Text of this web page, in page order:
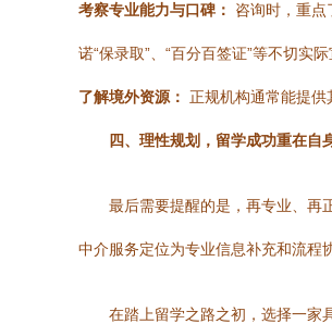
考察专业能力与口碑： 咨询时，重
诺“保录取”、“百分百签证”等不切实际
了解境外资源： 正规机构通常能提供
四、理性规划，留学成功重在自
最后需要提醒的是，再专业、再
中介服务定位为专业信息补充和流程
在踏上留学之路之初，选择一家